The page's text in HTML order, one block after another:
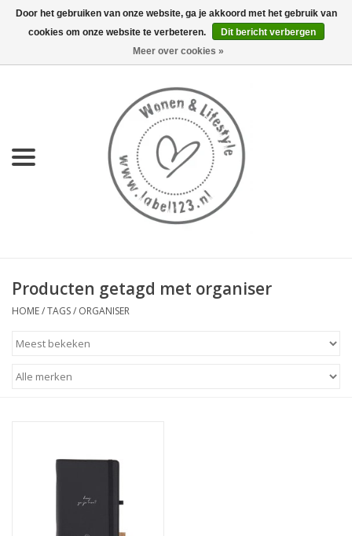
0 Artikelen - €0,00
KEUKEN
LIFESTYLE
MEUBELS
STATIONARY
Producten getagd met organiser
HOME/TAGS/ ORGANISER
Door het gebruiken van onze website, ga je akkoord met het gebruik van
cookies om onze website te verbeteren.
Dit bericht verbergen
Meer over cookies »